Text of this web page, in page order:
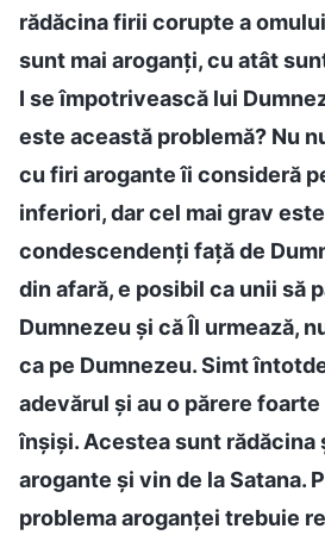
rădăcina firii corupte a
sunt mai aroganți, cu atât
I se împotrivească lui
este această problemă? Nu
cu firi arogante îi consideră
inferiori, dar cel mai grav
condescendenți față de
din afară, e posibil ca unii să
Dumnezeu și că Îl urmează,
ca pe Dumnezeu. Simt
adevărul și au o părere
înșiși. Acestea sunt rădăcina
arogante și vin de la Satana.
problema aroganței trebuie